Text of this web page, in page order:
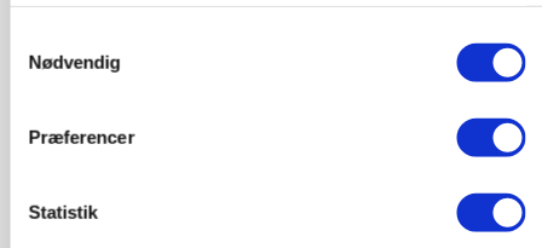
Nødvendig
Præferencer
Statistik
Instagram og Twitter har begge beklaget deres
tekniske fejl, men problemerne er forsat. Der er ingen
virksomhederne om, hvordan de træffer beslutninger,
der effektivt set fører til en yderligere undertrykkelse